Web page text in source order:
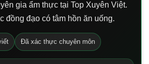
gia ẩm thực tại Top Xuyên Việt.
đồng đạo có tâm hồn ăn uống.
Đã xác thực chuyên môn